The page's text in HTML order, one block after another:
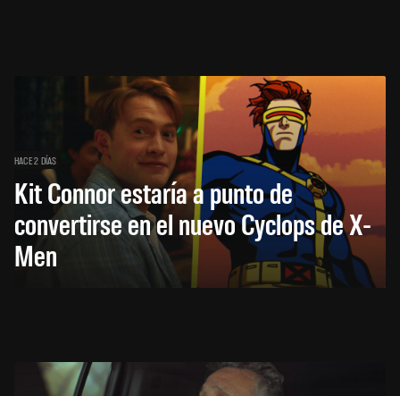
HACE 2 DÍAS
Kit Connor estaría a punto de
convertirse en el nuevo Cyclops de X-
Men